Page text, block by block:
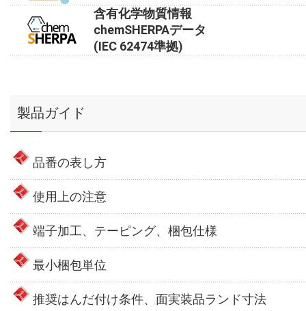
含有化学物質情報
chemSHERPAデータ
(IEC 62474準拠)
製品ガイド
品番の表し方
使用上の注意
端子加工、テーピング、梱包仕様
最小梱包単位
推奨はんだ付け条件、面実装品ランド寸法